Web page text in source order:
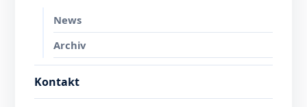
News
Archiv
Kontakt